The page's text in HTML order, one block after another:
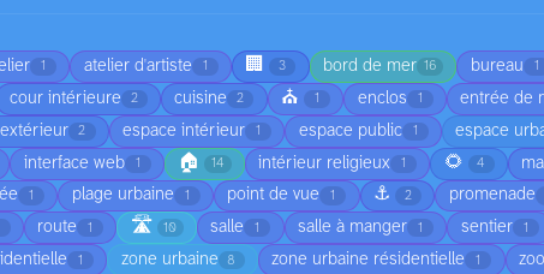
1 atelier d'artiste 1 🏢 3 bord de mer 16 bureau 1
cour intérieure 2 cuisine 2 ⛪ 1 enclos 1 entrée de
2 espace intérieur 1 espace public 1 espace
interface web 1 🏠 14 intérieur religieux 1 🌻 4
1 plage urbaine 1 point de vue 1 ⚓ 2 promenade
route 1 🛣️ 10 salle 1 salle à manger 1 sentier 1
1 zone urbaine 8 zone urbaine résidentielle 1